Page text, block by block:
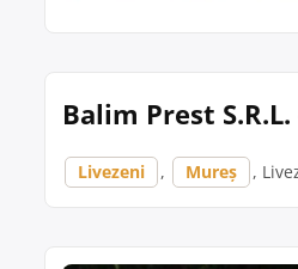
Balim Prest
Livezeni , Mureș ,